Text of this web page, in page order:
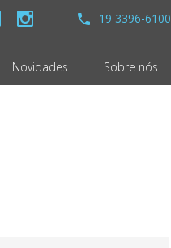
Novidades Sobre nós
19 3396-6100